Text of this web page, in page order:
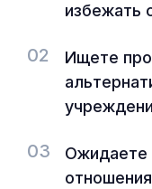
избежать
02
Ищете
03
Ожидаете